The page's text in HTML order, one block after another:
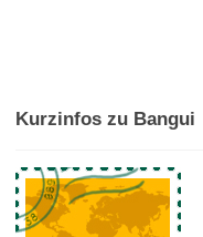
Kurzinfos zu Bangui